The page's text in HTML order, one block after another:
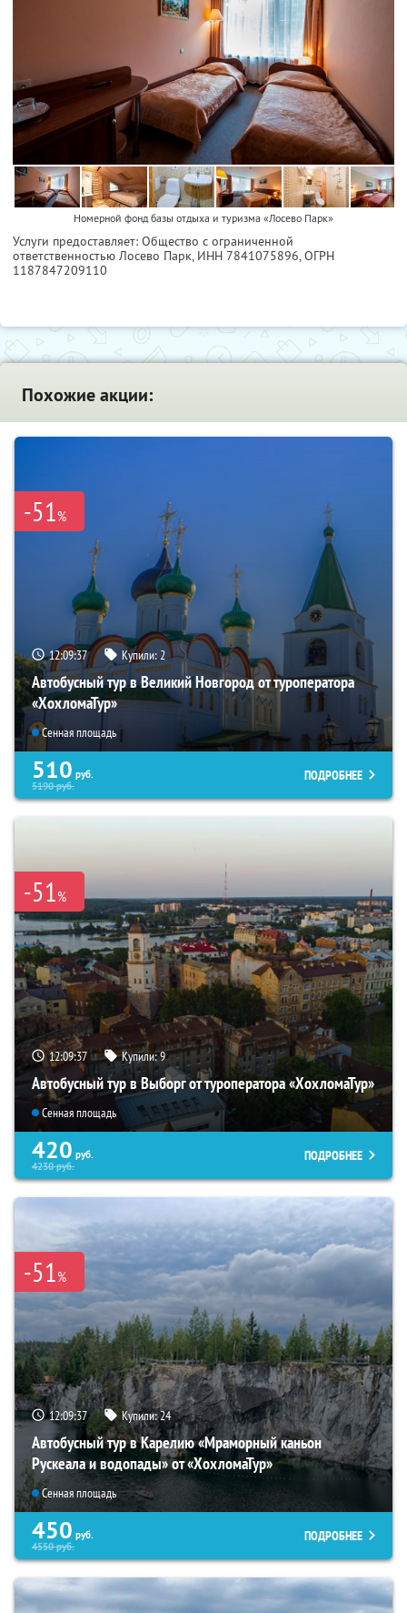
Номерной фонд базы отдыха и туризма «Лосево Парк»
Услуги предоставляет: Общество с ограниченной
ответственностью Лосево Парк, ИНН 7841075896, ОГРН
1187847209110
Похожие акции:
-51%
12:09:35 Купили:2
Автобусный тур в Великий Новгород от туроператора
«ХохломаТур»
Сенная площадь
510 руб.
5190руб.
ПОДРОБНЕЕ
-51%
12:09:35 Купили:9
Автобусный тур в Выборг от туроператора «ХохломаТур»
Сенная площадь
420 руб.
4230руб.
ПОДРОБНЕЕ
-51%
12:09:35 Купили:24
Автобусный тур в Карелию «Мраморный каньон
Рускеала и водопады» от «ХохломаТур»
Сенная площадь
450 руб.
4550руб.
ПОДРОБНЕЕ